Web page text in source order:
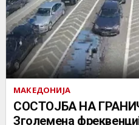
МАКЕДОНИЈА
СОСТОЈБА НА
Зголемена